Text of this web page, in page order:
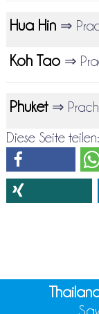
Hua Hin ⇒
Koh Tao ⇒
Phuket ⇒
Diese Seite teilen: